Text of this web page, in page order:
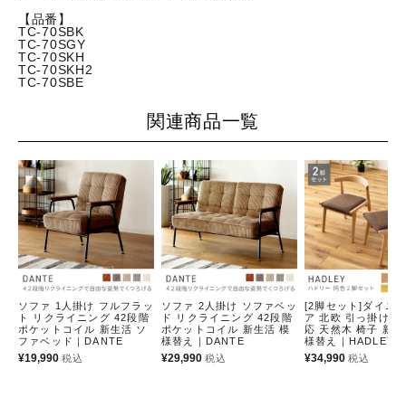
【品番】
TC-70SBK
TC-70SGY
TC-70SKH
TC-70SKH2
TC-70SBE
関連商品一覧
ソファ 1人掛け フルフラッ
ト リクライニング 42段階
ポケットコイル 新生活 ソ
ファベッド｜DANTE
¥19,990 税込
ソファ 2人掛け ソファベッ
ド リクライニング 42段階
ポケットコイル 新生活 模
様替え｜DANTE
¥29,990 税込
[2脚セット]ダイニ
ア 北欧 引っ掛け
応 天然木 椅子 新
様替え｜HADLEY
¥34,990 税込